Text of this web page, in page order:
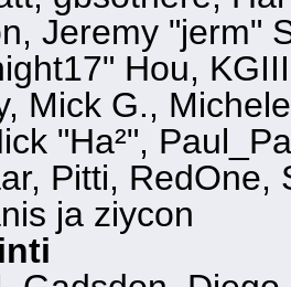
Jeremy "jerm"
Hou,
Mick G.,
"Ha²",
Pitti,
ja ziycon